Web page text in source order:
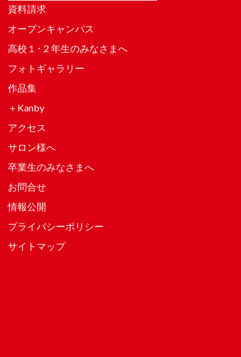
資料請求
オープンキャンパス
高校１･２年生のみなさまへ
フォトギャラリー
作品集
＋Kanby
アクセス
サロン様へ
卒業生のみなさまへ
お問合せ
情報公開
プライバシーポリシー
サイトマップ